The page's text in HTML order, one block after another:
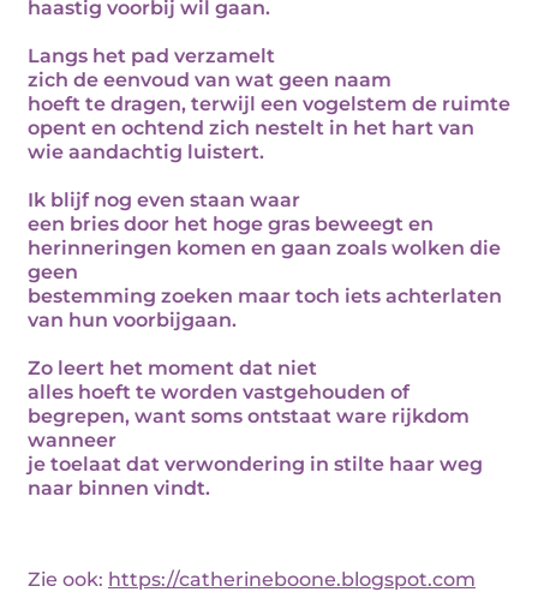
haastig voorbij wil gaan.
Langs het pad verzamelt
zich de eenvoud van wat geen naam
hoeft te dragen, terwijl een vogelstem de ruimte
opent en ochtend zich nestelt in het hart van
wie aandachtig luistert.
Ik blijf nog even staan waar
een bries door het hoge gras beweegt en
herinneringen komen en gaan zoals wolken die
geen
bestemming zoeken maar toch iets achterlaten
van hun voorbijgaan.
Zo leert het moment dat niet
alles hoeft te worden vastgehouden of
begrepen, want soms ontstaat ware rijkdom
wanneer
je toelaat dat verwondering in stilte haar weg
naar binnen vindt.
Zie ook: https://catherineboone.blogspot.com